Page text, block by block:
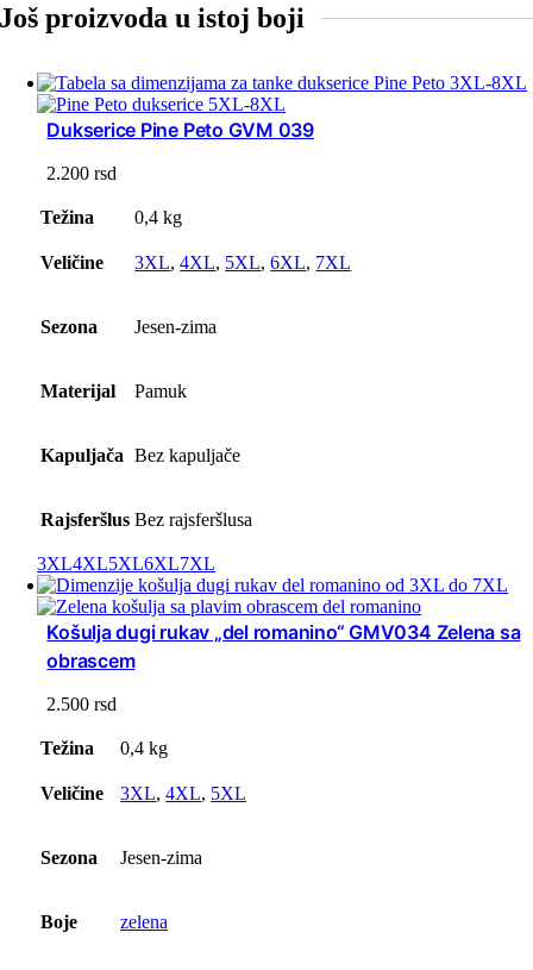
Još proizvoda u istoj boji
Dukserice Pine Peto GVM 039
2.200rsd
Težina 0,4 kg
Veličine 3XL,4XL, 5XL,6XL, 7XL
Sezona Jesen-zima
Materijal Pamuk
Kapuljača Bez kapuljače
Rajsferšlus Bez rajsferšlusa
3XL4XL5XL6XL7XL
Košulja dugi rukav „del romanino“ GMV034 Zelena sa
obrascem
2.500rsd
Težina 0,4 kg
Veličine 3XL,4XL, 5XL
Sezona Jesen-zima
Boje zelena